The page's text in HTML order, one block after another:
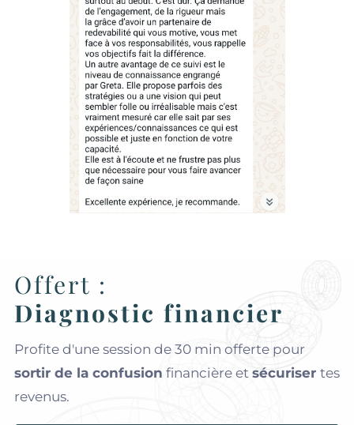
Offert :
Diagnostic financier
Profite d'une session de 30 min offerte pour
sortir de la confusion financière et sécuriser tes
revenus.